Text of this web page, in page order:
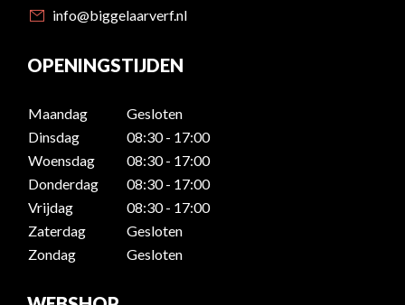
info@biggelaarverf.nl
OPENINGSTIJDEN
Maandag
Gesloten
Dinsdag
08:30 - 17:00
Woensdag
08:30 - 17:00
Donderdag
08:30 - 17:00
Vrijdag
08:30 - 17:00
Zaterdag
Gesloten
Zondag
Gesloten